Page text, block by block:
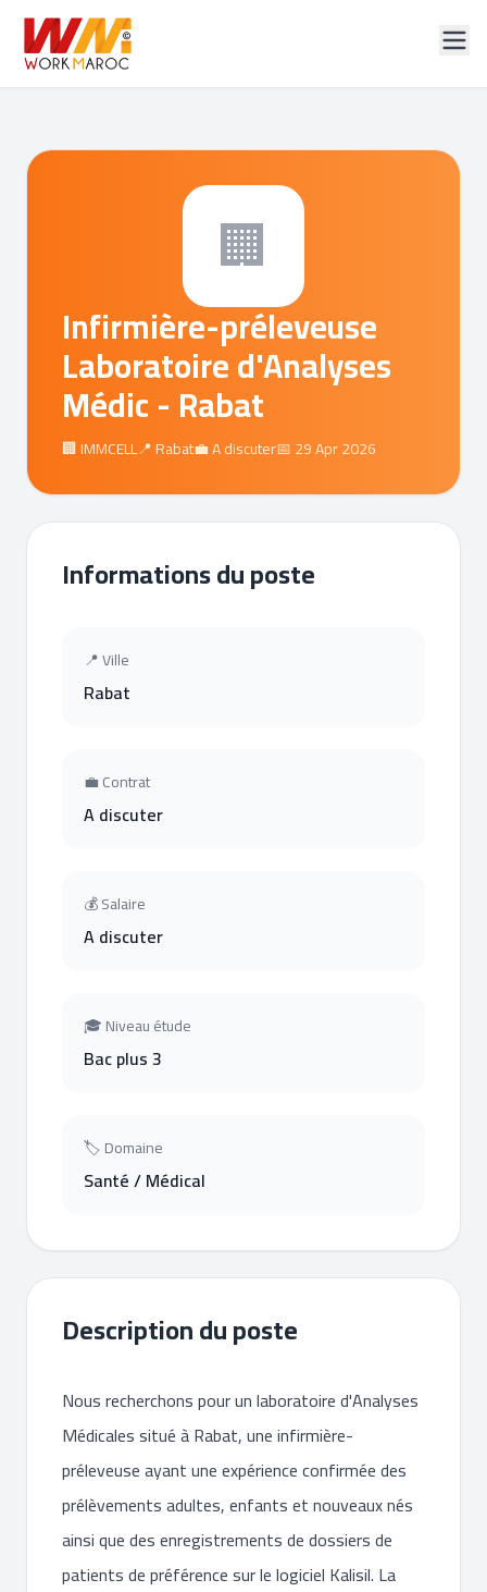
🏢
Infirmière-préleveuse
Laboratoire d'Analyses
Médic - Rabat
🏢 IMMCELL📍 Rabat💼 A discuter📅 29 Apr 2026
Informations du poste
📍 Ville
Rabat
💼 Contrat
A discuter
💰 Salaire
A discuter
🎓 Niveau étude
Bac plus 3
🏷 Domaine
Santé / Médical
Description du poste
Nous recherchons pour un laboratoire d'Analyses
Médicales situé à Rabat, une infirmière-
préleveuse ayant une expérience confirmée des
prélèvements adultes, enfants et nouveaux nés
ainsi que des enregistrements de dossiers de
patients de préférence sur le logiciel Kalisil. La